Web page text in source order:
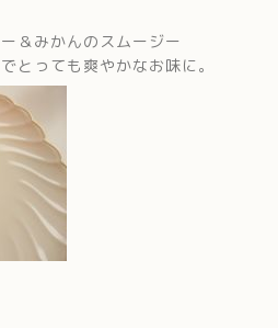
＆みかんのスムージー
とっても爽やかなお味に。